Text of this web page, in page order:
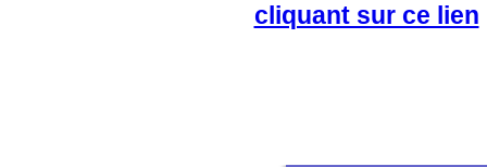
cliquant sur ce lien